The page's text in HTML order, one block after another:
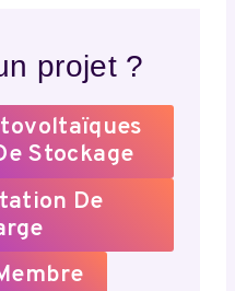
projet ?
Stockage
De